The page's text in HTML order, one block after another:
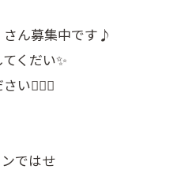
ん募集中です♪
くだい✨
い💁🏻‍♀️
ではせ